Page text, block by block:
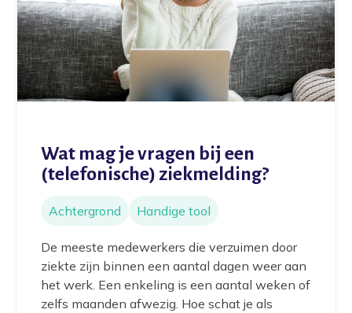
Wat mag je vragen bij een
(telefonische) ziekmelding?
Achtergrond Handige tool
De meeste medewerkers die verzuimen door
ziekte zijn binnen een aantal dagen weer aan
het werk. Een enkeling is een aantal weken of
zelfs maanden afwezig. Hoe schat je als